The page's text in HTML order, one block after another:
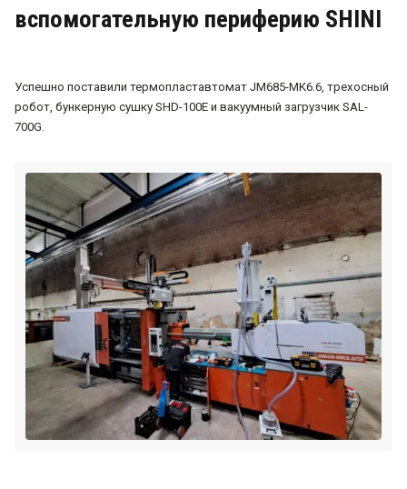
вспомогательную периферию SHINI
Успешно поставили термопластавтомат JM685-MK6.6, трехосный
робот, бункерную сушку SHD-100E и вакуумный загрузчик SAL-
700G.